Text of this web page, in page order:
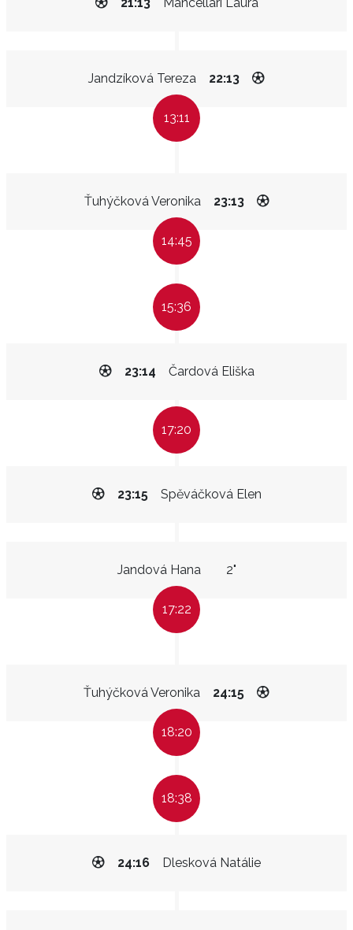
Jandzíková Tereza 22:13
13:11
Ťuhýčková Veronika 23:13
14:45
15:36
Čardová Eliška
23:14
17:20
Spěváčková Elen
23:15
Jandová Hana 2"
17:22
Ťuhýčková Veronika 24:15
18:20
18:38
Dlesková Natálie
24:16